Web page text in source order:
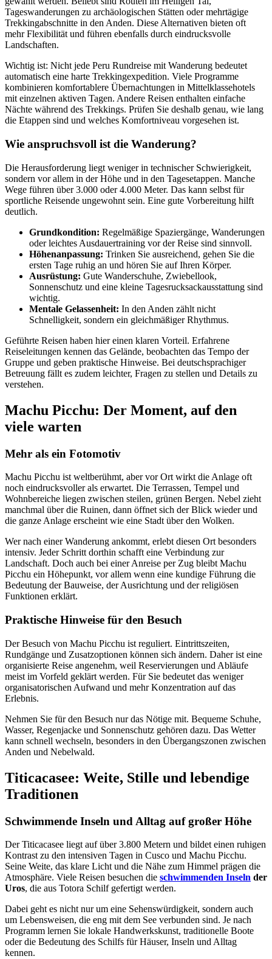
Tageswanderungen zu archäologischen Stätten oder mehrtägige
Trekkingabschnitte in den Anden. Diese Alternativen bieten oft
mehr Flexibilität und führen ebenfalls durch eindrucksvolle
Landschaften.
Wichtig ist: Nicht jede Peru Rundreise mit Wanderung bedeutet
automatisch eine harte Trekkingexpedition. Viele Programme
kombinieren komfortablere Übernachtungen in Mittelklassehotels
mit einzelnen aktiven Tagen. Andere Reisen enthalten einfache
Nächte während des Trekkings. Prüfen Sie deshalb genau, wie lang
die Etappen sind und welches Komfortniveau vorgesehen ist.
Wie anspruchsvoll ist die Wanderung?
Die Herausforderung liegt weniger in technischer Schwierigkeit,
sondern vor allem in der Höhe und in den Tagesetappen. Manche
Wege führen über 3.000 oder 4.000 Meter. Das kann selbst für
sportliche Reisende ungewohnt sein. Eine gute Vorbereitung hilft
deutlich.
Grundkondition: Regelmäßige Spaziergänge, Wanderungen
oder leichtes Ausdauertraining vor der Reise sind sinnvoll.
Höhenanpassung: Trinken Sie ausreichend, gehen Sie die
ersten Tage ruhig an und hören Sie auf Ihren Körper.
Ausrüstung: Gute Wanderschuhe, Zwiebellook,
Sonnenschutz und eine kleine Tagesrucksackausstattung sind
wichtig.
Mentale Gelassenheit: In den Anden zählt nicht
Schnelligkeit, sondern ein gleichmäßiger Rhythmus.
Geführte Reisen haben hier einen klaren Vorteil. Erfahrene
Reiseleitungen kennen das Gelände, beobachten das Tempo der
Gruppe und geben praktische Hinweise. Bei deutschsprachiger
Betreuung fällt es zudem leichter, Fragen zu stellen und Details zu
verstehen.
Machu Picchu: Der Moment, auf den
viele warten
Mehr als ein Fotomotiv
Machu Picchu ist weltberühmt, aber vor Ort wirkt die Anlage oft
noch eindrucksvoller als erwartet. Die Terrassen, Tempel und
Wohnbereiche liegen zwischen steilen, grünen Bergen. Nebel zieht
manchmal über die Ruinen, dann öffnet sich der Blick wieder und
die ganze Anlage erscheint wie eine Stadt über den Wolken.
Wer nach einer Wanderung ankommt, erlebt diesen Ort besonders
intensiv. Jeder Schritt dorthin schafft eine Verbindung zur
Landschaft. Doch auch bei einer Anreise per Zug bleibt Machu
Picchu ein Höhepunkt, vor allem wenn eine kundige Führung die
Bedeutung der Bauweise, der Ausrichtung und der religiösen
Funktionen erklärt.
Praktische Hinweise für den Besuch
Der Besuch von Machu Picchu ist reguliert. Eintrittszeiten,
Rundgänge und Zusatzoptionen können sich ändern. Daher ist eine
organisierte Reise angenehm, weil Reservierungen und Abläufe
meist im Vorfeld geklärt werden. Für Sie bedeutet das weniger
organisatorischen Aufwand und mehr Konzentration auf das
Erlebnis.
Nehmen Sie für den Besuch nur das Nötige mit. Bequeme Schuhe,
Wasser, Regenjacke und Sonnenschutz gehören dazu. Das Wetter
kann schnell wechseln, besonders in den Übergangszonen zwischen
Anden und Nebelwald.
Titicacasee: Weite, Stille und lebendige
Traditionen
Schwimmende Inseln und Alltag auf großer Höhe
Der Titicacasee liegt auf über 3.800 Metern und bildet einen ruhigen
Kontrast zu den intensiven Tagen in Cusco und Machu Picchu.
Seine Weite, das klare Licht und die Nähe zum Himmel prägen die
Atmosphäre. Viele Reisen besuchen die schwimmenden Inseln der
Uros, die aus Totora Schilf gefertigt werden.
Dabei geht es nicht nur um eine Sehenswürdigkeit, sondern auch
um Lebensweisen, die eng mit dem See verbunden sind. Je nach
Programm lernen Sie lokale Handwerkskunst, traditionelle Boote
oder die Bedeutung des Schilfs für Häuser, Inseln und Alltag
kennen.